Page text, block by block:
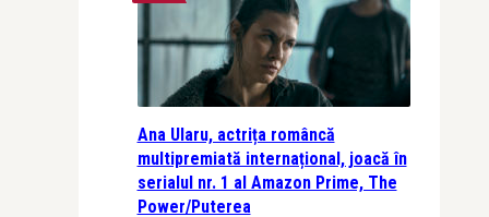
Ana Ularu, actrița româncă
multipremiată internațional, joacă în
serialul nr. 1 al Amazon Prime, The
Power/Puterea